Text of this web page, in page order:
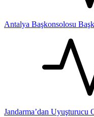
Antalya Başkonsolosu
Jandarma’dan Uyuşturucu